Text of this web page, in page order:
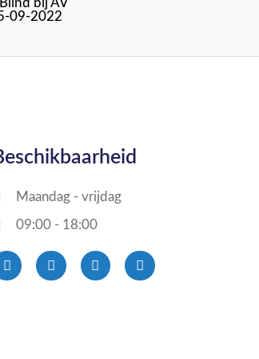
bij AV
09-2022
Maandag - vrijdag
09:00 - 18:00